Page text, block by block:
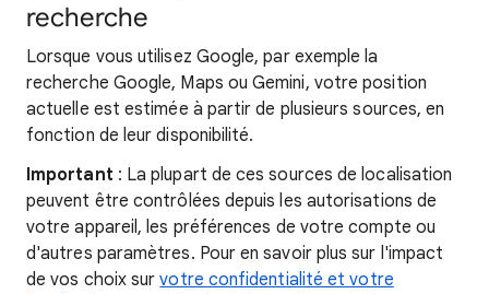
recherche
Lorsque vous utilisez Google, par exemple la
recherche Google, Maps ou Gemini, votre position
actuelle est estimée à partir de plusieurs sources, en
fonction de leur disponibilité.
Important : La plupart de ces sources de localisation
peuvent être contrôlées depuis les autorisations de
votre appareil, les préférences de votre compte ou
d'autres paramètres. Pour en savoir plus sur l'impact
de vos choix survotre confidentialité et votre